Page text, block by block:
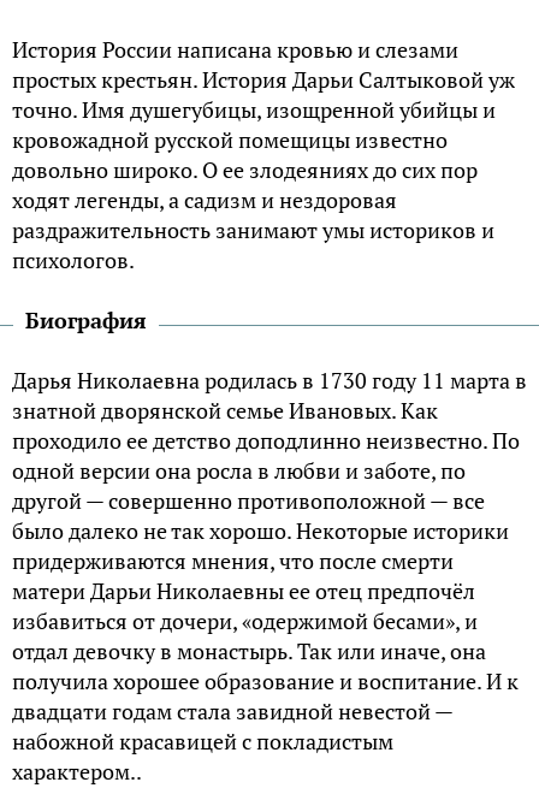
История России написана кровью и слезами
простых крестьян. История Дарьи Салтыковой уж
точно. Имя душегубицы, изощренной убийцы и
кровожадной русской помещицы известно
довольно широко. О ее злодеяниях до сих пор
ходят легенды, а садизм и нездоровая
раздражительность занимают умы историков и
психологов.
Биография
Дарья Николаевна родилась в 1730 году 11 марта в
знатной дворянской семье Ивановых. Как
проходило ее детство доподлинно неизвестно. По
одной версии она росла в любви и заботе, по
другой — совершенно противоположной — все
было далеко не так хорошо. Некоторые историки
придерживаются мнения, что после смерти
матери Дарьи Николаевны ее отец предпочёл
избавиться от дочери, «одержимой бесами», и
отдал девочку в монастырь. Так или иначе, она
получила хорошее образование и воспитание. И к
двадцати годам стала завидной невестой —
набожной красавицей с покладистым
характером..